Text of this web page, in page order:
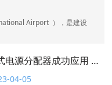
Airport ），是建设
机架式电源分配器成功应用 成都天府国际机场弱电工程
04-05